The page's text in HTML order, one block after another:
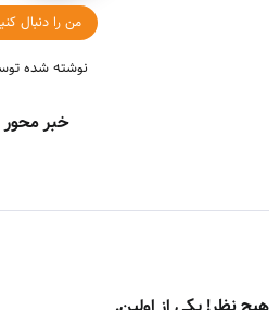
من را دنبال
نوشته شده
خبر محور